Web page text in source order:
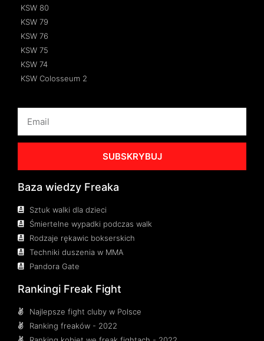
KSW 80
KSW 79
KSW 76
KSW 75
KSW 74
KSW Colosseum 2
SUBSKRYBUJ
Baza wiedzy Freaka
Sztuk walki dla dzieci
Śmiertelne wypadki podczas walk
Rodzaje rękawic bokserskich
Techniki duszenia w MMA
Pandora Gate
Rankingi Freak Fight
Najlepsze fight cluby w Polsce
Ranking freaków - 2022